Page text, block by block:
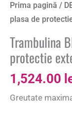
Prima pagină /
plasa de
Trambulina
protectie
1,524.00
Greutate